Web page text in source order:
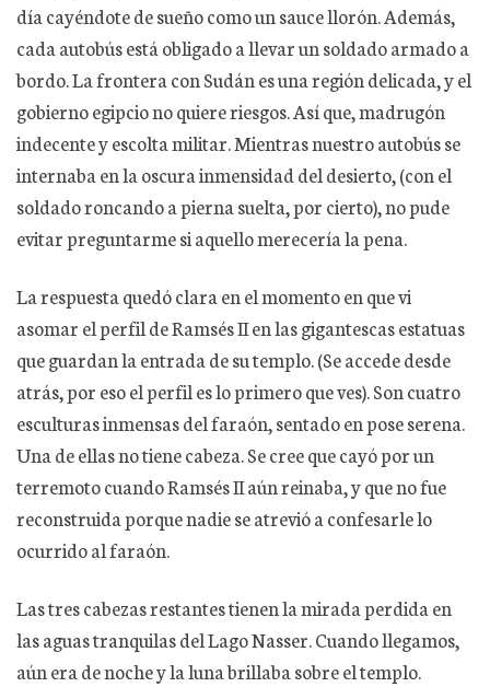
día cayéndote de sueño como un sauce llorón. Además,
cada autobús está obligado a llevar un soldado armado a
bordo. La frontera con Sudán es una región delicada, y el
gobierno egipcio no quiere riesgos. Así que, madrugón
indecente y escolta militar. Mientras nuestro autobús se
internaba en la oscura inmensidad del desierto, (con el
soldado roncando a pierna suelta, por cierto), no pude
evitar preguntarme si aquello merecería la pena.
La respuesta quedó clara en el momento en que vi
asomar el perfil de Ramsés II en las gigantescas estatuas
que guardan la entrada de su templo. (Se accede desde
atrás, por eso el perfil es lo primero que ves). Son cuatro
esculturas inmensas del faraón, sentado en pose serena.
Una de ellas no tiene cabeza. Se cree que cayó por un
terremoto cuando Ramsés II aún reinaba, y que no fue
reconstruida porque nadie se atrevió a confesarle lo
ocurrido al faraón.
Las tres cabezas restantes tienen la mirada perdida en
las aguas tranquilas del Lago Nasser. Cuando llegamos,
aún era de noche y la luna brillaba sobre el templo.